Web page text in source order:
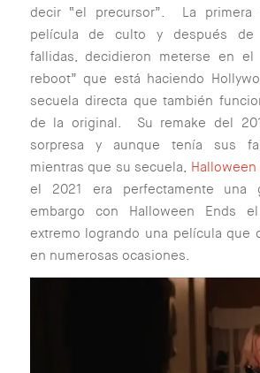
decir “el precursor”. La
película de culto y después de
fallidas, decidieron meterse en el
reboot” que está haciendo
secuela directa que también
de la original. Su remake del
sorpresa y aunque tenía sus
mientras que su secuela, Halloween
el 2021 era perfectamente una
embargo con Halloween Ends
extremo logrando una película que
en numerosas ocasiones.